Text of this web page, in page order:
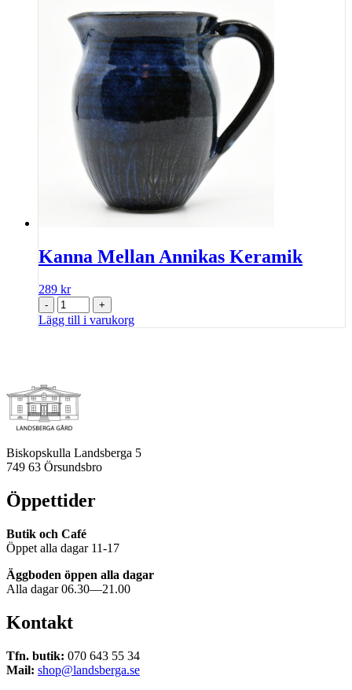
Kanna Mellan Annikas Keramik
289 kr
- +
Lägg till i varukorg
Biskopskulla Landsberga 5
749 63 Örsundsbro
Öppettider
Butik och Café
Öppet alla dagar 11-17
Äggboden öppen alla dagar
Alla dagar 06.30—21.00
Kontakt
Tfn. butik: 070 643 55 34
Mail: shop@landsberga.se